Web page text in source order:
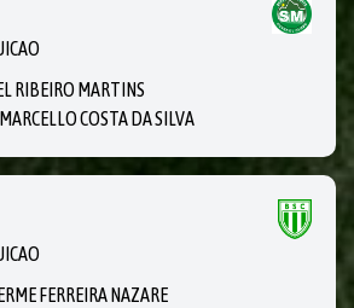
RIBEIRO MARTINS
COSTA DA SILVA
FERREIRA NAZARE